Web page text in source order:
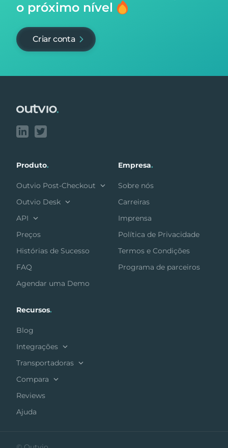
o próximo nível
Criar conta
Produto.
Outvio Post-Checkout
Outvio Desk
API
Preços
Histórias de Sucesso
FAQ
Agendar uma Demo
Empresa.
Sobre nós
Carreiras
Imprensa
Política de Privacidade
Termos e Condições
Programa de parceiros
Recursos.
Blog
Integrações
Transportadoras
Compara
Reviews
Ajuda